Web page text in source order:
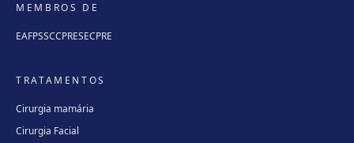
MEMBROS DE
EAFPSSCCPRESECPRE
TRATAMENTOS
Cirurgia mamária
Cirurgia Facial